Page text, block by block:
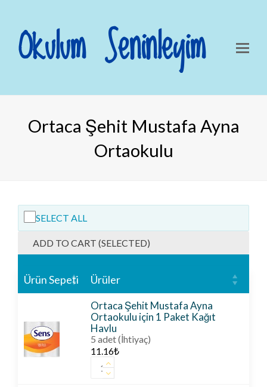
Okulum Seninleyim
Ortaca Şehit Mustafa Ayna
Ortaokulu
SELECT ALL
ADD TO CART (SELECTED)
Ürün Sepeti Ürüler
Ortaca Şehit Mustafa Ayna
Ortaokulu için 1 Paket Kağıt
Havlu
5 adet (İhtiyaç)
11.16₺
Ortaca
Şehit